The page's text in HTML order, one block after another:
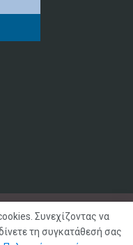
Συνεχίζοντας να
τη συγκατάθεσή σας